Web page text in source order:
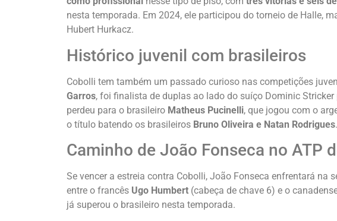
nesta temporada. Em 2024, ele participou do torneio de Halle,
Hubert Hurkacz.
Histórico juvenil com brasileiros
Cobolli tem também um passado curioso nas competições
Garros, foi finalista de duplas ao lado do suíço Dominic
perdeu para o brasileiro Matheus Pucinelli, que jogou com o
o título batendo os brasileiros Bruno Oliveira e Natan Rodrigues.
Caminho de João Fonseca no ATP
Se vencer a estreia contra Cobolli, João Fonseca enfrentará na
entre o francês Ugo Humbert (cabeça de chave 6) e o
já superou o brasileiro nesta temporada.